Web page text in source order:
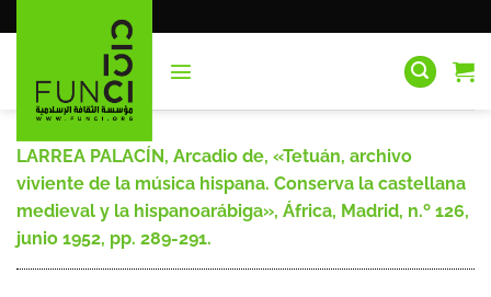
al
LARREA PALACÍN, Arcadio de, «Tetuán, archivo
viviente de la música hispana. Conserva la castellana
medieval y la hispanoarábiga», África, Madrid, n.º 126,
junio 1952, pp. 289-291.